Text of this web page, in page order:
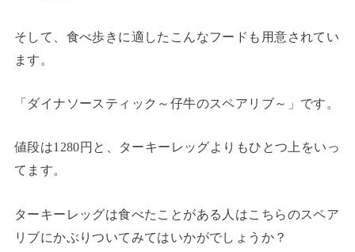
そして、食べ歩きに適したこんなフードも用意されてい
ます。
「ダイナソースティック～仔牛のスペアリブ～」です。
値段は1280円と、ターキーレッグよりもひとつ上をいっ
てます。
ターキーレッグは食べたことがある人はこちらのスペア
リブにかぶりついてみてはいかがでしょうか？